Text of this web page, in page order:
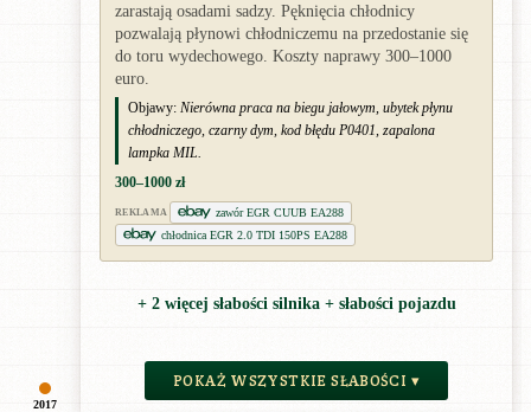
2017
zarastają osadami sadzy. Pęknięcia chłodnicy
pozwalają płynowi chłodniczemu na przedostanie się
do toru wydechowego. Koszty naprawy 300–1000
euro.
Objawy: Nierówna praca na biegu jałowym, ubytek płynu
chłodniczego, czarny dym, kod błędu P0401, zapalona
lampka MIL.
300–1000 zł
REKLAMA
zawór EGR CUUB EA288
chłodnica EGR 2.0 TDI 150PS EA288
+ 2 więcej słabości silnika + słabości pojazdu
POKAŻ WSZYSTKIE SŁABOŚCI ▾